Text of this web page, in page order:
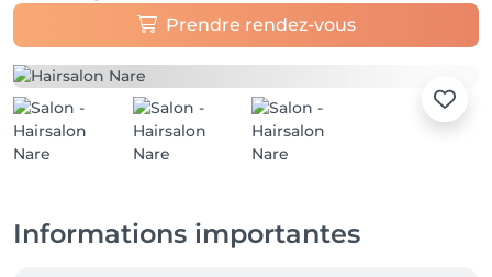
Prendre rendez-vous
Informations importantes